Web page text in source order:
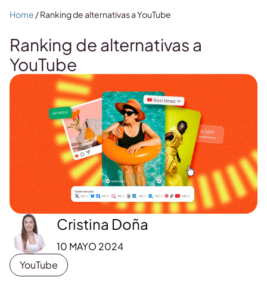
Ranking de alternativas a
YouTube
Cristina Doña
10 MAYO 2024
YouTube
Home /Ranking de alternativas a YouTube